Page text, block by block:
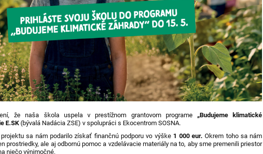
že naša škola uspela v prestížnom grantovom programe
„Budujeme klimatické
E.SK (bývalá Nadácia ZSE) v spolupráci s Ekocentrom SOSNA.
sa nám podarilo získať finančnú podporu vo výške 1 000 eur. Okrem toho sa nám
prostriedky, ale aj odbornú pomoc a vzdelávacie materiály na to, aby sme premenili priestor
niečo výnimočné.